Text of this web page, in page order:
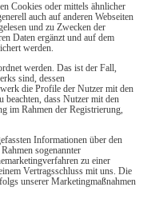
Cookies oder mittels ähnlicher
auch auf anderen Webseiten
und zu Zwecken der
Daten ergänzt und auf dem
werden.
werden. Das ist der Fall,
sind, dessen
die Profile der Nutzer mit den
beachten, dass Nutzer mit den
im Rahmen der Registrierung,
Informationen über den
sogenannter
zu einer
Vertragsschluss mit uns. Die
unserer Marketingmaßnahmen